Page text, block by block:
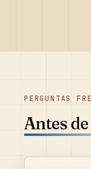
PERGUNTAS
Antes